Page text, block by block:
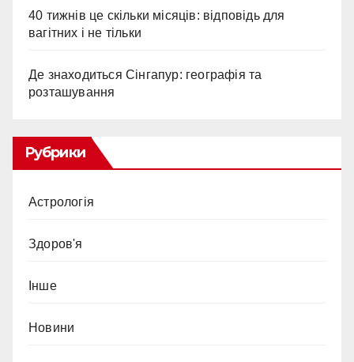
40 тижнів це скільки місяців: відповідь для
вагітних і не тільки
Де знаходиться Сінгапур: географія та
розташування
Рубрики
Астрологія
Здоров'я
Інше
Новини